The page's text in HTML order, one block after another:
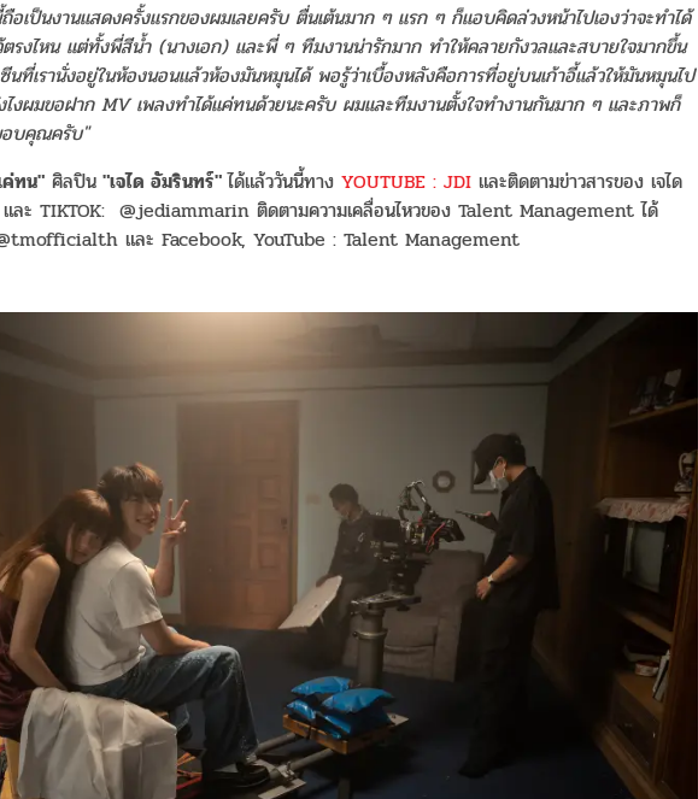
อเป็นงานแสดงครั้งแรกของผมเลยครับ ตื่นเต้นมาก ๆ แรก ๆ ก็แอบคิดล่วงหน้าไปเองว่าจะทำได้
ตรงไหน แต่ทั้งพี่สีน้ำ (นางเอก) และพี่ ๆ ทีมงานน่ารักมาก ทำให้คลายกังวลและสบายใจมากขึ้น
เรานั่งอยู่ในห้องนอนแล้วห้องมันหมุนได้ พอรู้ว่าเบื้องหลังคือการที่อยู่บนเก้าอี้แล้วให้มันหมุนไป
ไงผมขอฝาก MV เพลงทำได้แค่ทนด้วยนะครับ ผมและทีมงานตั้งใจทำงานกันมาก ๆ และภาพก็
อบคุณครับ"
ทน" ศิลปิน "เจได อัมรินทร์"ได้แล้ววันนี้ทาง YOUTUBE : JDI และติดตามข่าวสารของ เจได
ละ TIKTOK: @jediammarin ติดตามความเคลื่อนไหวของ Talent Management ได้
และ Facebook, YouTube : Talent Management